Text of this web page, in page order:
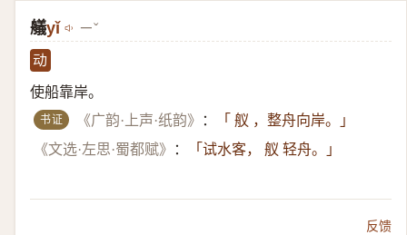
艤yǐ ㄧˇ
动
使船靠岸。
书证 《广韵·上声·纸韵》 ：
「 舣 ，整舟向岸。」
《文选·左思·蜀都赋》
： 「试水客， 舣 轻舟。」
反馈